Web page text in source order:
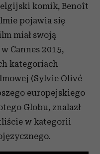
komik, Benoît
pojawia się
miał swoją
Cannes 2015,
kategoriach
(Sylvie Olivé
europejskiego
Globu, znalazł
w kategorii